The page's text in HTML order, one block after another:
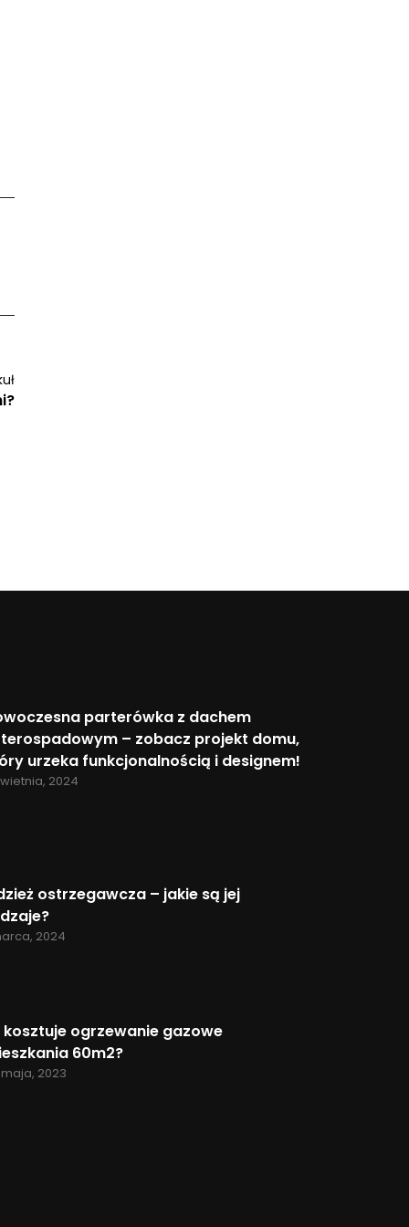
parterówka z dachem
– zobacz projekt domu,
urzeka funkcjonalnością i designem!
2024
ostrzegawcza – jakie są jej
2024
kosztuje ogrzewanie gazowe
60m2?
2023